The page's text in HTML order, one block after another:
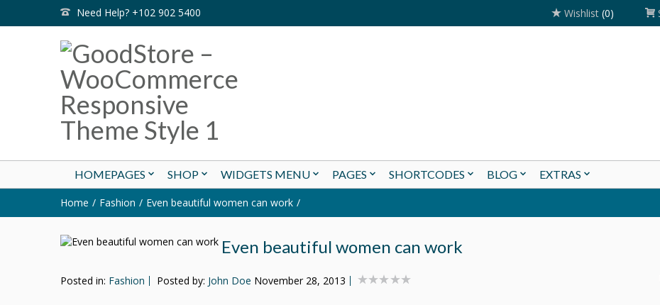
Need Help? +102 902 5400 Wishlist (0)
HOMEPAGES SHOP WIDGETS MENU PAGES SHORTCODES BLOG EXTRAS
Home Fashion Even beautiful women can work
Even beautiful women can work
Posted in: Fashion Posted by: John Doe November 28, 2013